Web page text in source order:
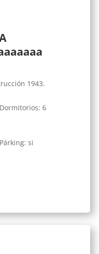
1943.
Dormitorios: 6
Párking: si